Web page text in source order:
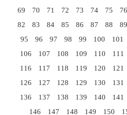
69
70 71 72 73 74 75 76
82
83 84 85 86 87 88 89
95
96 97 98 99 100 101
106
107 108 109 110 111
116
117 118 119 120 121
126
127 128 129 130 131
136
137 138 139 140 141
146
147 148 149 150